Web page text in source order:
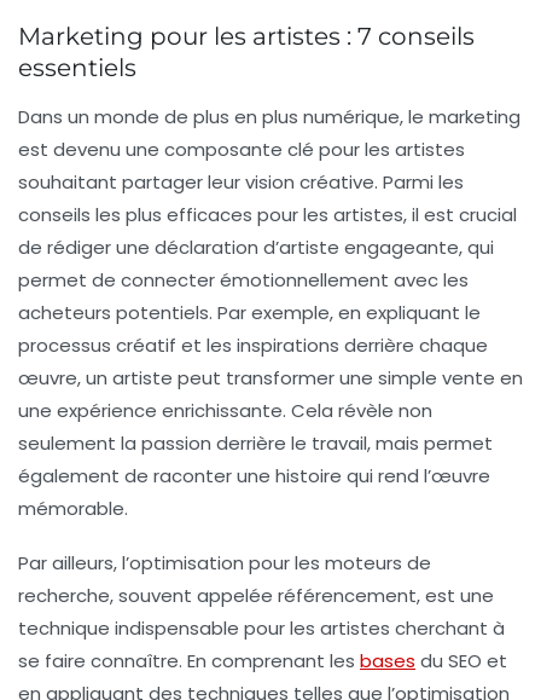
Marketing pour les artistes : 7 conseils
essentiels
Dans un monde de plus en plus numérique, le marketing
est devenu une composante clé pour les artistes
souhaitant partager leur vision créative. Parmi les
conseils les plus efficaces pour les artistes, il est crucial
de rédiger une déclaration d’artiste engageante, qui
permet de connecter émotionnellement avec les
acheteurs potentiels. Par exemple, en expliquant le
processus créatif et les inspirations derrière chaque
œuvre, un artiste peut transformer une simple vente en
une expérience enrichissante. Cela révèle non
seulement la passion derrière le travail, mais permet
également de raconter une histoire qui rend l’œuvre
mémorable.
Par ailleurs, l’optimisation pour les moteurs de
recherche, souvent appelée référencement, est une
technique indispensable pour les artistes cherchant à
se faire connaître. En comprenant les bases du SEO et
en appliquant des techniques telles que l’optimisation